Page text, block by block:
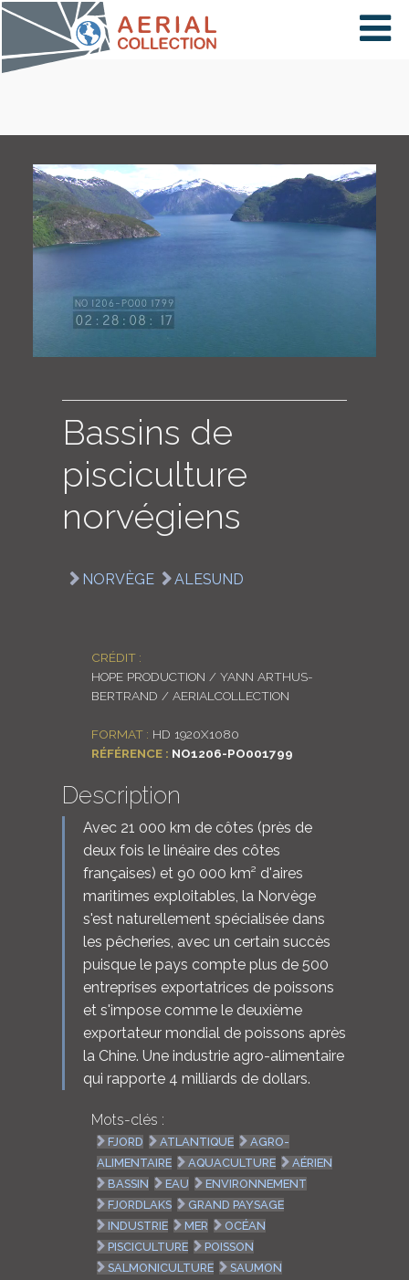
×
PAYS
Bassins de
pisciculture
norvégiens
NORVÈGE ALESUND
CRÉDIT :
HOPE PRODUCTION / YANN ARTHUS-
BERTRAND / AERIALCOLLECTION
FORMAT : HD 1920X1080
RÉFÉRENCE : NO1206-PO001799
Description
Avec 21 000 km de côtes (près de
deux fois le linéaire des côtes
françaises) et 90 000 km² d'aires
maritimes exploitables, la Norvège
s'est naturellement spécialisée dans
les pêcheries, avec un certain succès
puisque le pays compte plus de 500
entreprises exportatrices de poissons
et s'impose comme le deuxième
exportateur mondial de poissons après
la Chine. Une industrie agro-alimentaire
qui rapporte 4 milliards de dollars.
Mots-clés :
FJORD ATLANTIQUE
AGRO-
ALIMENTAIRE
AQUACULTURE
AÉRIEN
BASSIN
EAU
ENVIRONNEMENT
FJORDLAKS
GRAND PAYSAGE
INDUSTRIE
MER
OCÉAN
PISCICULTURE
POISSON
SALMONICULTURE
SAUMON